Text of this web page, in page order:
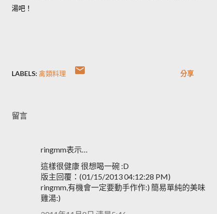
湯吧！
LABELS: 禽類料理 分享
留言
ringmm表示…
這樣很健康 很想喝一碗 :D
版主回覆：(01/15/2013 04:12:28 PM)
ringmm,有機會一定要動手作作:) 簡易單純的美味
雞湯:)